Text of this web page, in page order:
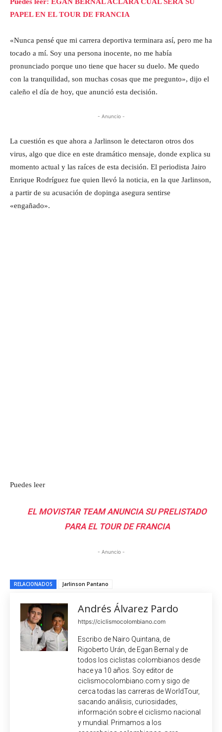
PAPEL EN EL TOUR DE FRANCIA
«Nunca pensé que mi carrera deportiva terminara así, pero me ha
tocado a mí. Soy una persona inocente, no me había
pronunciado porque uno tiene que hacer su duelo. Me quedo
con la tranquilidad, son muchas cosas que me pregunto», dijo el
caleño el día de hoy, que anunció esta decisión.
- Anuncio -
La cuestión es que ahora a Jarlinson le detectaron otros dos
virus, algo que dice en este dramático mensaje, donde explica su
momento actual y las raíces de esta decisión. El periodista Jairo
Enrique Rodríguez fue quien llevó la noticia, en la que Jarlinson,
a partir de su acusación de dopinga asegura sentirse
«engañado».
Puedes leer
EL MOVISTAR TEAM ANUNCIA SU PRELISTADO
PARA EL TOUR DE FRANCIA
- Anuncio -
RELACIONADOS Jarlinson Pantano
Andrés Álvarez Pardo
https://ciclismocolombiano.com
Escribo de Nairo Quintana, de
Rigoberto Urán, de Egan Bernal y de
todos los ciclistas colombianos desde
hace ya 10 años. Soy editor de
ciclismocolombiano.com y sigo de
cerca todas las carreras de WorldTour,
sacando análisis, curiosidades,
información sobre el ciclismo nacional
y mundial. Primamos a los